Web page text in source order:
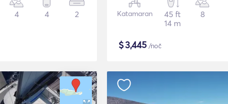
4 4 2 Katamaran
45 ft
14 m
8
$3,445 /noč